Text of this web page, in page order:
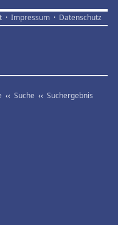
· Impressum · Datenschutz
‹‹ Suche ‹‹ Suchergebnis